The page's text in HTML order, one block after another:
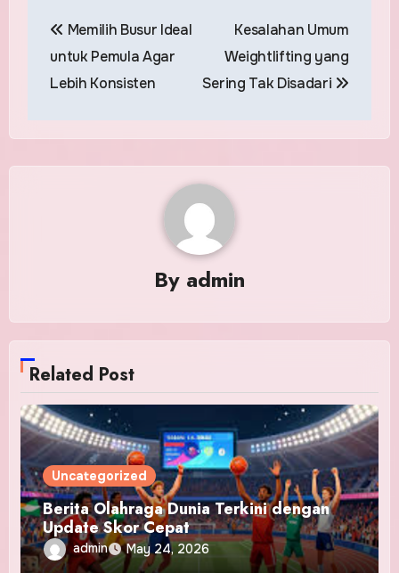
navigation
Memilih Busur Ideal
untuk Pemula Agar
Lebih Konsisten
Kesalahan Umum
Weightlifting yang
Sering Tak Disadari
By admin
Related Post
Uncategorized
Berita Olahraga Dunia Terkini dengan
Update Skor Cepat
admin May 24, 2026